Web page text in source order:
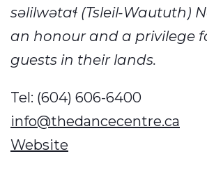
səlilwətaɬ (Tsleil-Waututh)
an honour and a privilege
guests in their lands.
Tel: (604) 606-6400
info@thedancecentre.ca
Website